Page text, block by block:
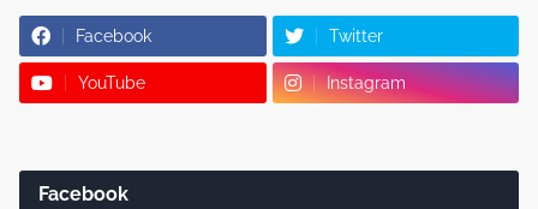
Facebook Twitter
YouTube Instagram
Facebook